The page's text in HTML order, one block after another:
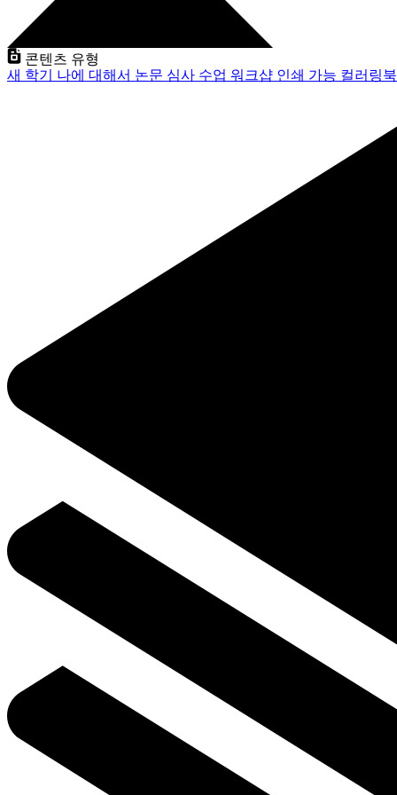
콘텐츠 유형
새 학기 나에 대해서 논문 심사 수업 워크샵 인쇄 가능 컬러링북